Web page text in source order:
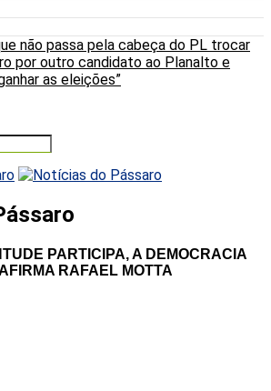
não passa pela cabeça do PL trocar
por outro candidato ao Planalto e
as eleições”
PARTICIPA, A DEMOCRACIA
RAFAEL MOTTA